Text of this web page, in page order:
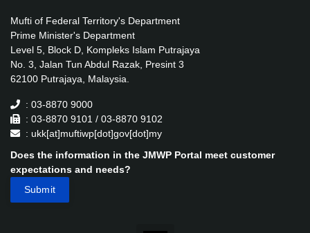
Mufti of Federal Territory's Department
Prime Minister's Department
Level 5, Block D, Kompleks Islam Putrajaya
No. 3, Jalan Tun Abdul Razak, Presint 3
62100 Putrajaya, Malaysia.
: 03-8870 9000
: 03-8870 9101 / 03-8870 9102
: ukk[at]muftiwp[dot]gov[dot]my
Does the information in the JMWP Portal meet customer
expectations and needs?